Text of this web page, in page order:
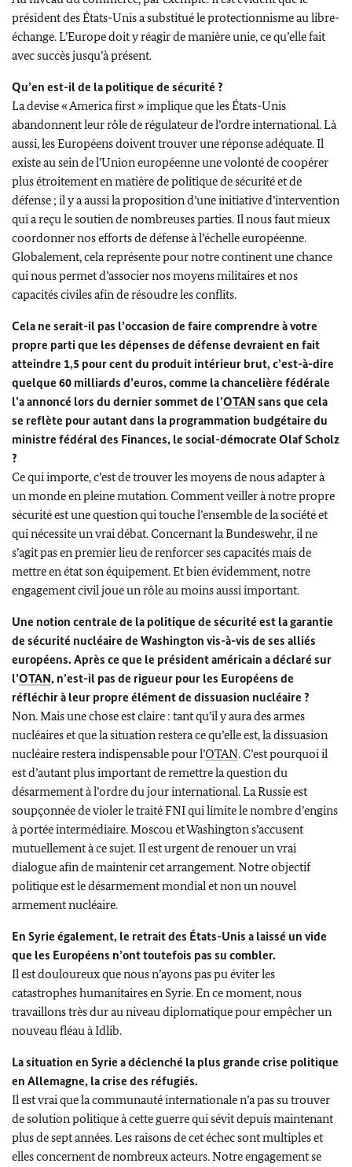
président des États-Unis a substitué le protectionnisme au libre-
échange. L’Europe doit y réagir de manière unie, ce qu’elle fait
avec succès jusqu’à présent.
Qu’en est-il de la politique de sécurité ?
La devise « America first » implique que les États-Unis
abandonnent leur rôle de régulateur de l’ordre international. Là
aussi, les Européens doivent trouver une réponse adéquate. Il
existe au sein de l’Union européenne une volonté de coopérer
plus étroitement en matière de politique de sécurité et de
défense ; il y a aussi la proposition d’une initiative d’intervention
qui a reçu le soutien de nombreuses parties. Il nous faut mieux
coordonner nos efforts de défense à l’échelle européenne.
Globalement, cela représente pour notre continent une chance
qui nous permet d’associer nos moyens militaires et nos
capacités civiles afin de résoudre les conflits.
Cela ne serait-il pas l’occasion de faire comprendre à votre
propre parti que les dépenses de défense devraient en fait
atteindre 1,5 pour cent du produit intérieur brut, c’est-à-dire
quelque 60 milliards d’euros, comme la chancelière fédérale
l’a annoncé lors du dernier sommet de l’OTAN sans que cela
se reflète pour autant dans la programmation budgétaire du
ministre fédéral des Finances, le social-démocrate Olaf Scholz
?
Ce qui importe, c’est de trouver les moyens de nous adapter à
un monde en pleine mutation. Comment veiller à notre propre
sécurité est une question qui touche l’ensemble de la société et
qui nécessite un vrai débat. Concernant laBundeswehr, il ne
s’agit pas en premier lieu de renforcer ses capacités mais de
mettre en état son équipement. Et bien évidemment, notre
engagement civil joue un rôle au moins aussi important.
Une notion centrale de la politique de sécurité est la garantie
de sécurité nucléaire de Washington vis-à-vis de ses alliés
européens. Après ce que le président américain a déclaré sur
l’OTAN, n’est-il pas de rigueur pour les Européens de
réfléchir à leur propre élément de dissuasion nucléaire ?
Non. Mais une chose est claire : tant qu’il y aura des armes
nucléaires et que la situation restera ce qu’elle est, la dissuasion
nucléaire restera indispensable pour l’OTAN. C’est pourquoi il
est d’autant plus important de remettre la question du
désarmement à l’ordre du jour international. La Russie est
soupçonnée de violer le traité FNI qui limite le nombre d’engins
à portée intermédiaire. Moscou et Washington s’accusent
mutuellement à ce sujet. Il est urgent de renouer un vrai
dialogue afin de maintenir cet arrangement. Notre objectif
politique est le désarmement mondial et non un nouvel
armement nucléaire.
En Syrie également, le retrait des États-Unis a laissé un vide
que les Européens n’ont toutefois pas su combler.
Il est douloureux que nous n’ayons pas pu éviter les
catastrophes humanitaires en Syrie. En ce moment, nous
travaillons très dur au niveau diplomatique pour empêcher un
nouveau fléau à Idlib.
La situation en Syrie a déclenché la plus grande crise politique
en Allemagne, la crise des réfugiés.
Il est vrai que la communauté internationale n’a pas su trouver
de solution politique à cette guerre qui sévit depuis maintenant
plus de sept années. Les raisons de cet échec sont multiples et
elles concernent de nombreux acteurs. Notre engagement se